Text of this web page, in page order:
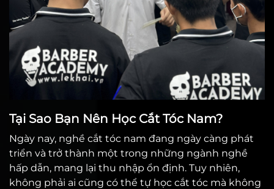
Tại Sao Bạn Nên Học Cắt Tóc Nam?
Ngày nay, nghề cắt tóc nam đang ngày càng phát
triển và trở thành một trong những ngành nghề
hấp dẫn, mang lại thu nhập ổn định. Tuy nhiên,
không phải ai cũng có thể tự học cắt tóc mà không